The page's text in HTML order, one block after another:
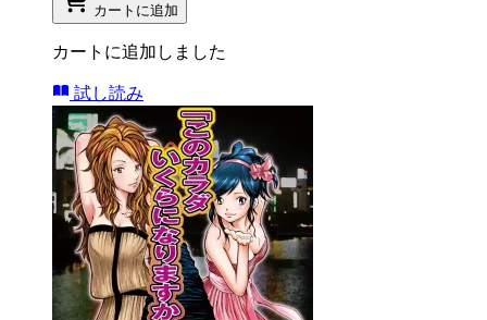
カートに追加
カートに追加しました
試し読み